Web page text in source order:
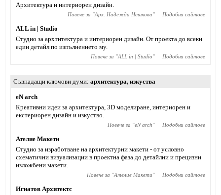
Архитектура и интериорен дизайн.
Повече за "Арх. Надежда Нешкова" Подобни сайтове
ALL in | Studio
Студио за архтитектура и интериорен дизайн. От проекта до всеки
един детайл по изпълнението му.
Повече за "ALL in | Studio" Подобни сайтове
Съвпадащи ключови думи архитектура, изкуства
eN arch
Креативни идеи за архитектура, 3D моделиране, интериорен и
екстериорен дизайн и изкуство.
Повече за "eN arch" Подобни сайтове
Ателие Макети
Студио за изработване на архитектурни макети - от условно
схематични визуализации в проектна фаза до детайлни и прецизни
изложбени макети.
Повече за "Ателие Макети" Подобни сайтове
Игнатов Архитектс